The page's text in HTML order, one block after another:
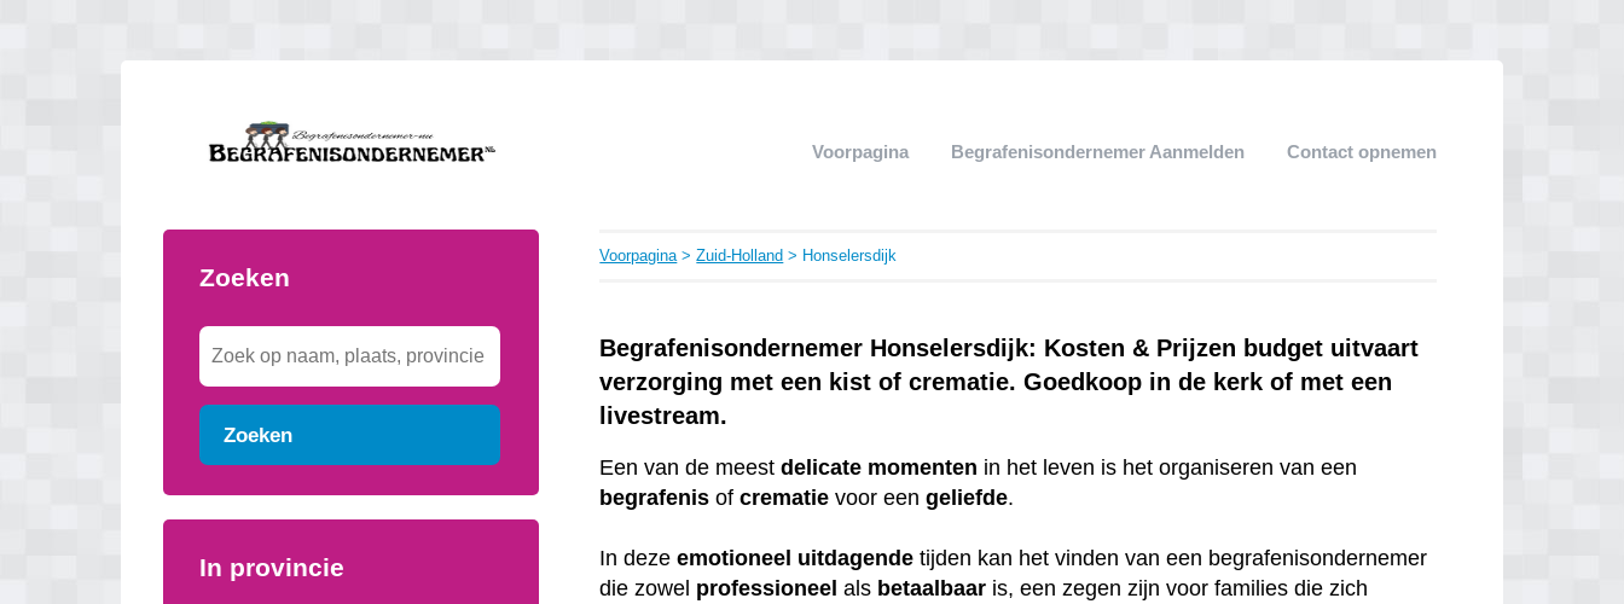
Voorpagina Begrafenisondernemer Aanmelden Contact opnemen
Zoeken
Zoeken
In provincie
Voorpagina>Zuid-Holland > Honselersdijk
Begrafenisondernemer Honselersdijk: Kosten & Prijzen budget uitvaart
verzorging met een kist of crematie. Goedkoop in de kerk of met een
livestream.
Een van de meestdelicate momenten in het leven is het organiseren van een
begrafenis ofcrematie voor eengeliefde.
In dezeemotioneel uitdagende tijden kan het vinden van een begrafenisondernemer
die zowel professioneel als betaalbaar is, een zegen zijn voor families die zich